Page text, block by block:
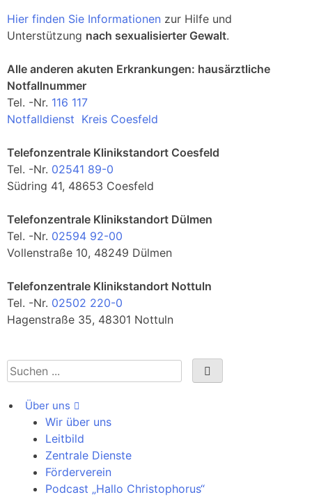
Hier finden Sie Informationen zur Hilfe und
Unterstützung nach sexualisierter Gewalt.
Alle anderen akuten Erkrankungen: hausärztliche
Notfallnummer
Tel. -Nr. 116 117
Notfalldienst Kreis Coesfeld
Telefonzentrale Klinikstandort Coesfeld
Tel. -Nr. 02541 89-0
Südring 41, 48653 Coesfeld
Telefonzentrale Klinikstandort Dülmen
Tel. -Nr. 02594 92-00
Vollenstraße 10, 48249 Dülmen
Telefonzentrale Klinikstandort Nottuln
Tel. -Nr. 02502 220-0
Hagenstraße 35, 48301 Nottuln
Über uns
Wir über uns
Leitbild
Zentrale Dienste
Förderverein
Podcast „Hallo Christophorus“